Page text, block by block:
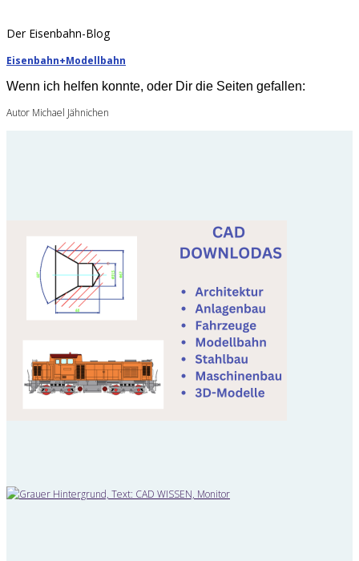
Der Eisenbahn-Blog
Eisenbahn+Modellbahn
Wenn ich helfen konnte, oder Dir die Seiten gefallen:
Autor Michael Jähnichen